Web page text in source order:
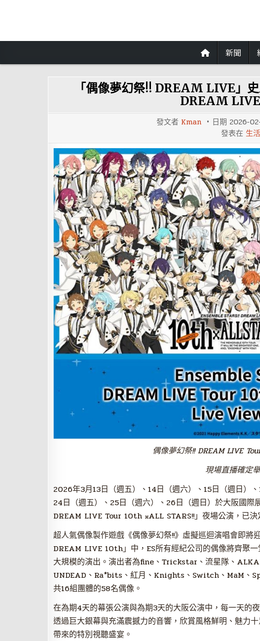
新聞
「偶像夢幻祭!! DREAM LIVE」
DREAM LIVE
發文者 Kman 日期 2026-
發表在 生活
偶像夢幻祭!! DREAM LIVE
現場直播確定
2026年3月13日（週五）、14日（週六）、15日（週日）
24日（週五）、25日（週六）、26日（週日）於大阪國際
DREAM LIVE Tour 10th 𝄪ALL STARS!!」夜場公演，已
超人氣偶像製作遊戲《偶像夢幻祭!!》虛擬巡迴演唱會即將
DREAM LIVE 10th」中，ES所有經紀公司的偶像將齊聚
大規模的演出。演出者為fine、Trickstar、流星隊、
UNDEAD、Ra*bits、紅月、Knights、Switch、MaM
共16組團體的58名偶像。
在為期4天的幕張公演與為期3天的大阪公演中，每一天的
透過巨大銀幕與充滿震撼力的音響，欣賞風格鮮明、魅力
帶來的特別視聽盛宴。